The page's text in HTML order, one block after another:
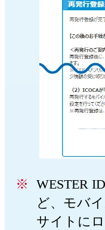
WESTER
ど、モバ
サイトに